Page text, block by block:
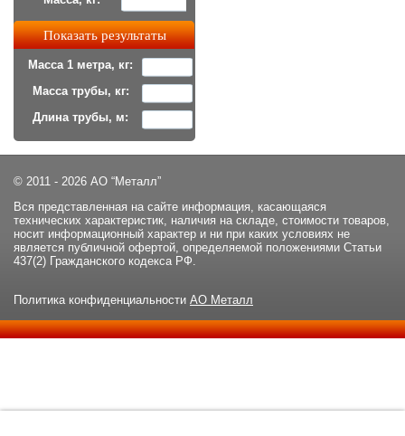
Масса 1 метра, кг:
Масса трубы, кг:
Длина трубы, м:
© 2011 - 2026 АО “Металл”
Вся представленная на сайте информация, касающаяся
технических характеристик, наличия на складе, стоимости товаров,
носит информационный характер и ни при каких условиях не
является публичной офертой, определяемой положениями Статьи
437(2) Гражданского кодекса РФ.
Политика конфиденциальности АО Металл